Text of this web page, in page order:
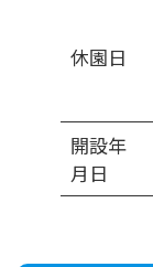
休園日
開設年
月日